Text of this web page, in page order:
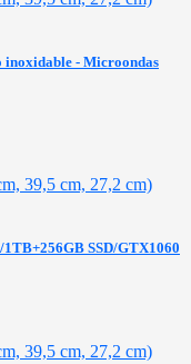
inoxidable - Microondas
SSD/GTX1060